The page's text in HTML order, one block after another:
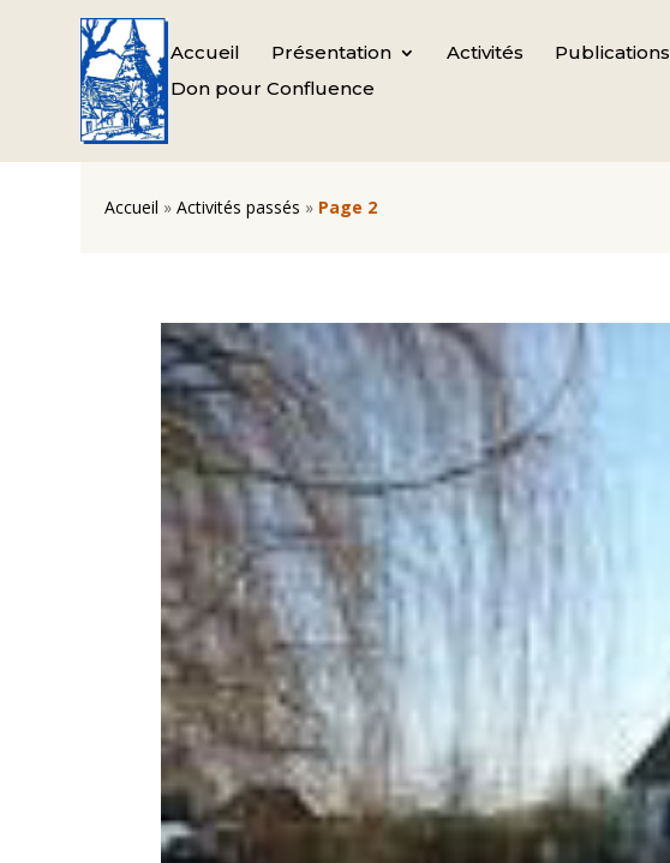
Accueil Présentation Activités Publications
Don pour Confluence
Accueil »Activités passés » Page 2